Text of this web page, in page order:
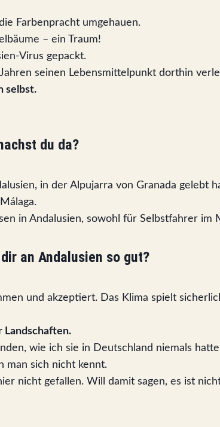
Farbenpracht umgehauen.
– ein Traum!
Virus gepackt.
seinen Lebensmittelpunkt dorthin
selbst.
du da?
in der Alpujarra von Granada gelebt
in Andalusien, sowohl für Selbstfahrer im
an Andalusien so gut?
und akzeptiert. Das Klima spielt
wie ich sie in Deutschland niemals
man sich nicht kennt.
nicht gefallen. Will damit sagen, es ist